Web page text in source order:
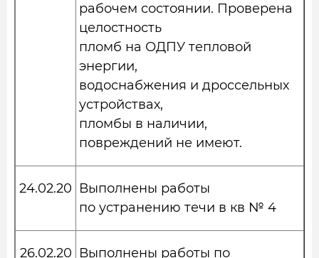
рабочем состоянии. Проверена
целостность
пломб на ОДПУ тепловой
энергии,
водоснабжения и дроссельных
устройствах,
пломбы в наличии,
повреждений не имеют.
24.02.20 Выполнены работы
по устранению течи в кв № 4
26.02.20 Выполнены работы по